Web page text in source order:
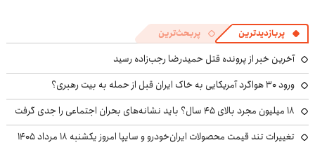
پربازدیدترین پربحث‌ترین
آخرین خبر از پرونده قتل حمیدرضا رجب‌زاده رسید
ورود ۳۰ هواگرد آمریکایی به خاک ایران قبل از حمله به بیت رهبری؟
۱۸ میلیون مجرد بالای ۴۵ سال؟ باید نشانه‌های بحران اجتماعی را جدی گرفت
تغییرات تند قیمت محصولات ایران‌خودرو و سایپا امروز یکشنبه ۱۸ مرداد ۱۴۰۵